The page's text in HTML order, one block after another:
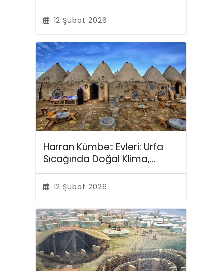
12 Şubat 2026
Harran Kümbet Evleri: Urfa
Sıcağında Doğal Klima,
Tarihten Fısıltılarla…
12 Şubat 2026